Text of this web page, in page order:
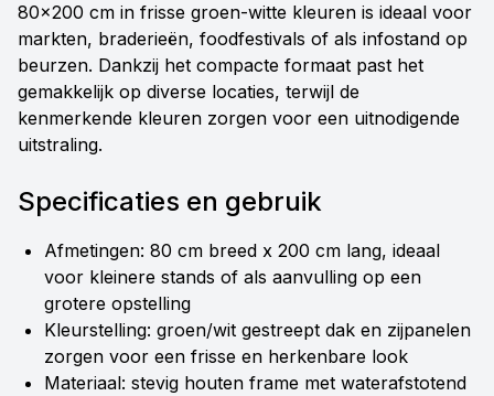
80x200 cm in frisse groen-witte kleuren is ideaal voor
markten, braderieën, foodfestivals of als infostand op
beurzen. Dankzij het compacte formaat past het
gemakkelijk op diverse locaties, terwijl de
kenmerkende kleuren zorgen voor een uitnodigende
uitstraling.
Specificaties en gebruik
Afmetingen: 80 cm breed x 200 cm lang, ideaal
voor kleinere stands of als aanvulling op een
grotere opstelling
Kleurstelling: groen/wit gestreept dak en zijpanelen
zorgen voor een frisse en herkenbare look
Materiaal: stevig houten frame met waterafstotend